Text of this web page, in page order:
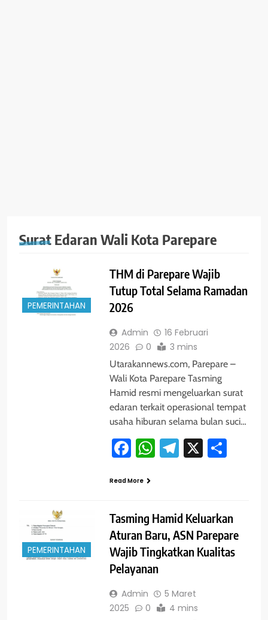
Surat Edaran Wali Kota Parepare
PEMERINTAHAN
THM di Parepare Wajib
Tutup Total Selama Ramadan
2026
Admin
16 Februari
2026
0 3 mins
Utarakannews.com, Parepare –
Wali Kota Parepare Tasming
Hamid resmi mengeluarkan surat
edaran terkait operasional tempat
usaha hiburan selama bulan suci…
Facebook
WhatsApp
Telegram
X
Read More
PEMERINTAHAN
Tasming Hamid Keluarkan
Aturan Baru, ASN Parepare
Wajib Tingkatkan Kualitas
Pelayanan
Admin
5 Maret
2025
0 4 mins